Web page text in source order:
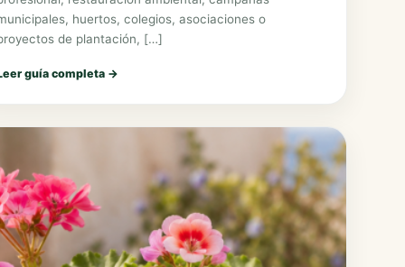
huertos, colegios, asociaciones o
de plantación, […]
guía completa →